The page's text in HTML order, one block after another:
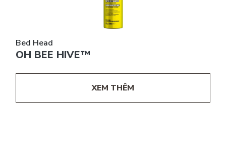
Bed Head
OH BEE HIVE™
XEM THÊM